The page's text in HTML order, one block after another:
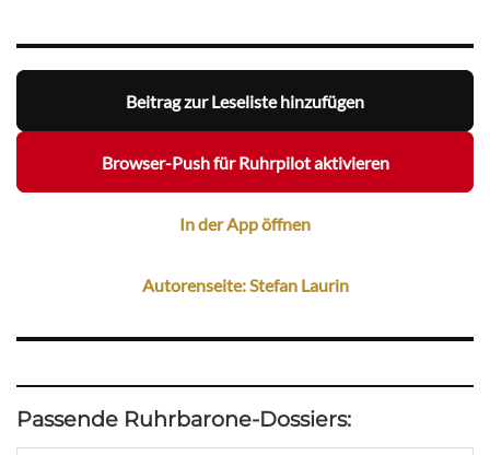
Beitrag zur Leseliste hinzufügen
Browser-Push für Ruhrpilot aktivieren
In der App öffnen
Autorenseite: Stefan Laurin
Passende Ruhrbarone-Dossiers: